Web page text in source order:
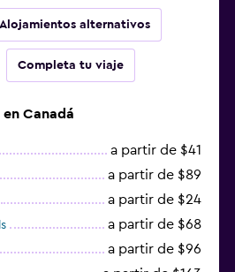
Alojamientos alternativos
Completa tu viaje
Canadá
a partir de $41
a partir de $89
a partir de $24
a partir de $68
a partir de $96